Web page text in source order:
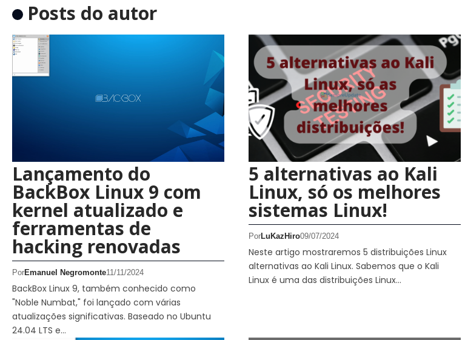
Posts do autor
Lançamento do
BackBox Linux 9 com
kernel atualizado e
ferramentas de
hacking renovadas
PorEmanuel Negromonte11/11/2024
BackBox Linux 9, também conhecido como
"Noble Numbat," foi lançado com várias
atualizações significativas. Baseado no Ubuntu
24.04 LTS e…
5 alternativas ao Kali
Linux, só os melhores
sistemas Linux!
PorLuKazHiro09/07/2024
Neste artigo mostraremos 5 distribuições Linux
alternativas ao Kali Linux. Sabemos que o Kali
Linux é uma das distribuições Linux…